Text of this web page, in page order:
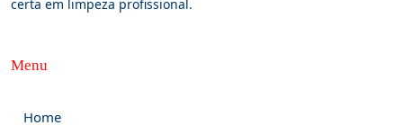
certa em limpeza profissional.
Menu
Home